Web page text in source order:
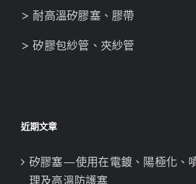
> 耐高溫矽膠塞、膠帶
> 矽膠包紗管、夾紗管
近期文章
矽膠塞—使用在電鍍、陽極化、
理及高溫防護塞